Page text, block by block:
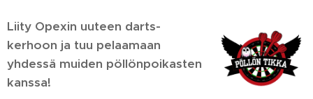
Liity Opexin uuteen darts-
kerhoon ja tuu pelaamaan
yhdessä muiden pöllönpoikasten
kanssa!